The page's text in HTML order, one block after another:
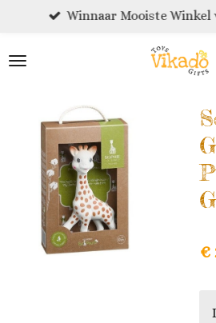
naar
Winnaar Mooiste Winkel
€